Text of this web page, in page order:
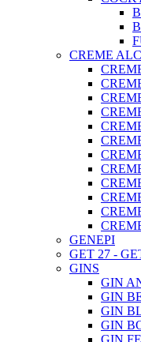
CREME
GENEPI
GET 27 -
GINS
GIN
GIN
GIN
GIN
GIN